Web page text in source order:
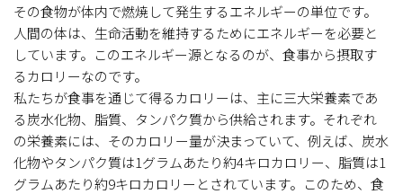
その食物が体内で燃焼して発生するエネルギーの単位です。
人間の体は、生命活動を維持するためにエネルギーを必要と
しています。このエネルギー源となるのが、食事から摂取す
るカロリーなのです。
私たちが食事を通じて得るカロリーは、主に三大栄養素であ
る炭水化物、脂質、タンパク質から供給されます。それぞれ
の栄養素には、そのカロリー量が決まっていて、例えば、炭水
化物やタンパク質は1グラムあたり約4キロカロリー、脂質は1
グラムあたり約9キロカロリーとされています。このため、食